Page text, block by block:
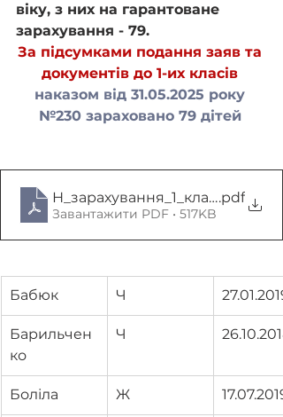
віку, з них на гарантоване
зарахування - 79.
За підсумками подання заяв та
документів до 1-их класів
наказом від 31.05.2025 року
№230 зараховано 79 дітей
Н_зарахування_1_клас_на
.pdf
Завантажити PDF • 517KB
Бабюк Ч 27.01.2019
Барильчен
ко
Ч 26.10.2018
Боліла Ж 17.07.2019